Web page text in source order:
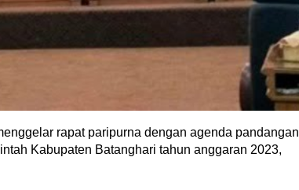
rapat paripurna dengan agenda pandangan
Kabupaten Batanghari tahun anggaran 2023,